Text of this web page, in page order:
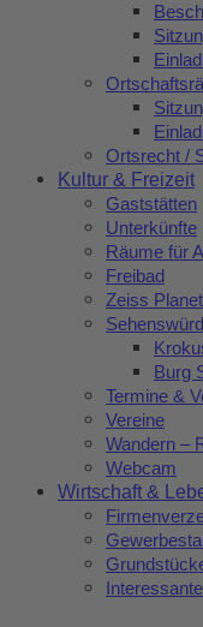
Ortsrecht /
Kultur & Freizeit
Gaststätten
Unterkünfte
Räume für
Freibad
Zeiss
Burg
Termine &
Vereine
Wandern –
Webcam
Wirtschaft &